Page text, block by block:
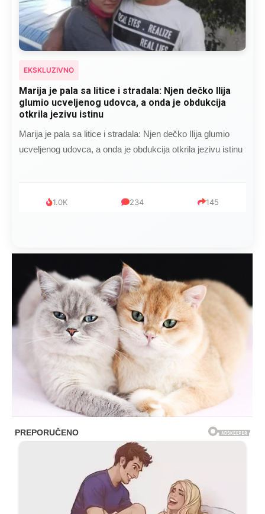
EKSKLUZIVNO
Kad se Marin suprug razbolio ona ga kupala,
pelene mu mijenjala: Jedno jutro je poslao po
čokoladu..
Kad se Marin suprug razbolio ona ga kupala, pelene mu
mijenjala: Jedno jutro je poslao po čokoladu..
999 321 234